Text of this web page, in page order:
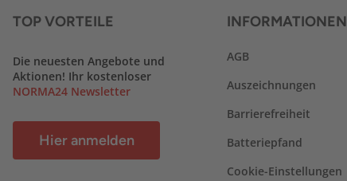
TOP VORTEILE
Die neuesten Angebote und
Aktionen! Ihr kostenloser
NORMA24 Newsletter
Hier anmelden
INFORMATIONEN
AGB
Auszeichnungen
Barrierefreiheit
Batteriepfand
Cookie-Einstellungen